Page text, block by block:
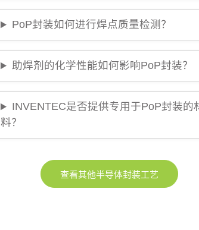
PoP封装如何进行焊点质量检测？
助焊剂的化学性能如何影响PoP封装？
INVENTEC是否提供专用于PoP封装的
料？
查看其他半导体封装工艺